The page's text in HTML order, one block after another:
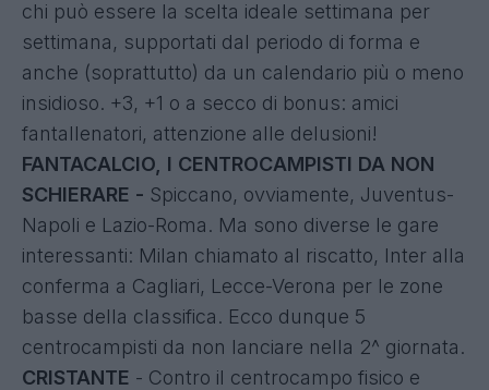
chi può essere la scelta ideale settimana per
settimana, supportati dal periodo di forma e
anche (soprattutto) da un calendario più o meno
insidioso. +3, +1 o a secco di bonus: amici
fantallenatori, attenzione alle delusioni!
FANTACALCIO, I CENTROCAMPISTI DA NON
SCHIERARE - Spiccano, ovviamente, Juventus-
Napoli e Lazio-Roma. Ma sono diverse le gare
interessanti: Milan chiamato al riscatto, Inter alla
conferma a Cagliari, Lecce-Verona per le zone
basse della classifica. Ecco dunque 5
centrocampisti da non lanciare nella 2^ giornata.
CRISTANTE - Contro il centrocampo fisico e